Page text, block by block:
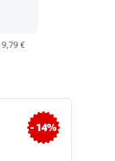
9,79 €
- 14%